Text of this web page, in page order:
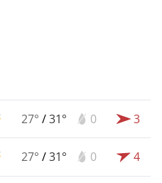
27° /31° 0 3
27° /31° 0 4